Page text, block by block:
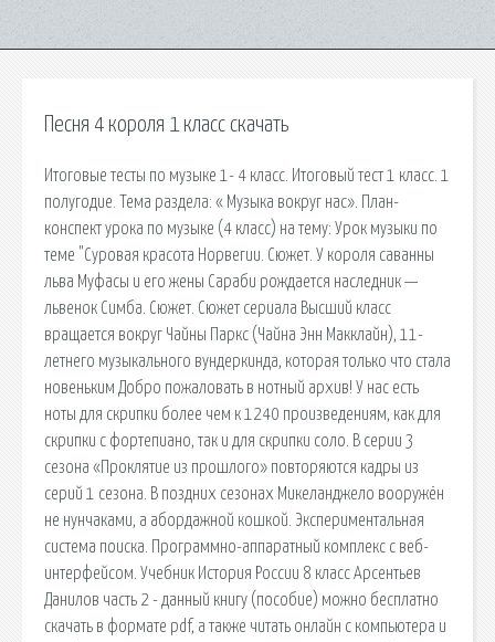
Песня 4 короля 1 класс скачать
Итоговые тесты по музыке 1- 4 класс. Итоговый тест 1 класс. 1
полугодие. Тема раздела: « Музыка вокруг нас». План-
конспект урока по музыке (4 класс) на тему: Урок музыки по
теме "Суровая красота Норвегии. Сюжет. У короля саванны
льва Муфасы и его жены Сараби рождается наследник —
львенок Симба. Сюжет. Сюжет сериала Высший класс
вращается вокруг Чайны Паркс (Чайна Энн Макклайн), 11-
летнего музыкального вундеркинда, которая только что стала
новеньким Добро пожаловать в нотный архив! У нас есть
ноты для скрипки более чем к 1240 произведениям, как для
скрипки с фортепиано, так и для скрипки соло. В серии 3
сезона «Проклятие из прошлого» повторяются кадры из
серий 1 сезона. В поздних сезонах Микеланджело вооружён
не нунчаками, а абордажной кошкой. Экспериментальная
система поиска. Программно-аппаратный комплекс с веб-
интерфейсом. Учебник История России 8 класс Арсентьев
Данилов часть 2 - данный книгу (пособие) можно бесплатно
скачать в формате pdf, а также читать онлайн с компьютера и